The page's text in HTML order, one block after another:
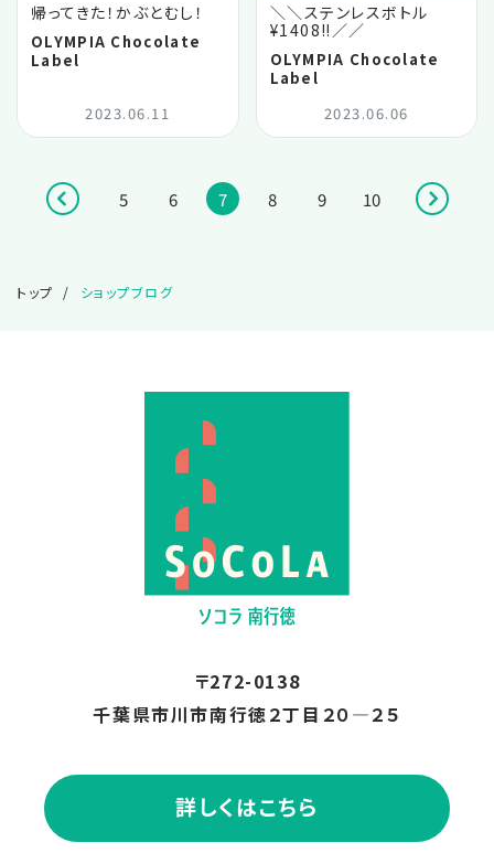
帰ってきた！かぶとむし！
OLYMPIA Chocolate
Label
2023.06.11
＼＼ステンレスボトル
¥1408‼️／／
OLYMPIA Chocolate
Label
2023.06.06
5 6 7 8 9 10
トップ ショップブログ
〒272-0138
千葉県市川市南行徳２丁目２０―２５
詳しくはこちら